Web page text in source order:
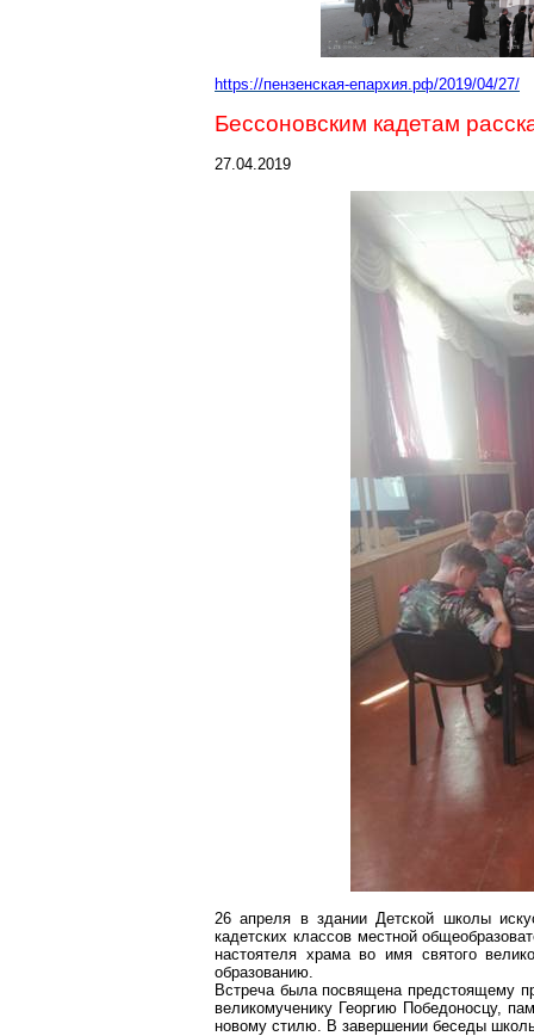
https://пензенская-епархия.рф/2019/04/27/
Бессоновским кадетам
27.04.2019
26 апреля в здании Детской школы
кадетских классов местной
настоятеля храма во имя святого
образованию.
Встреча была посвящена предстоящему
великомученику Георгию Победоносцу,
новому стилю. В завершении беседы